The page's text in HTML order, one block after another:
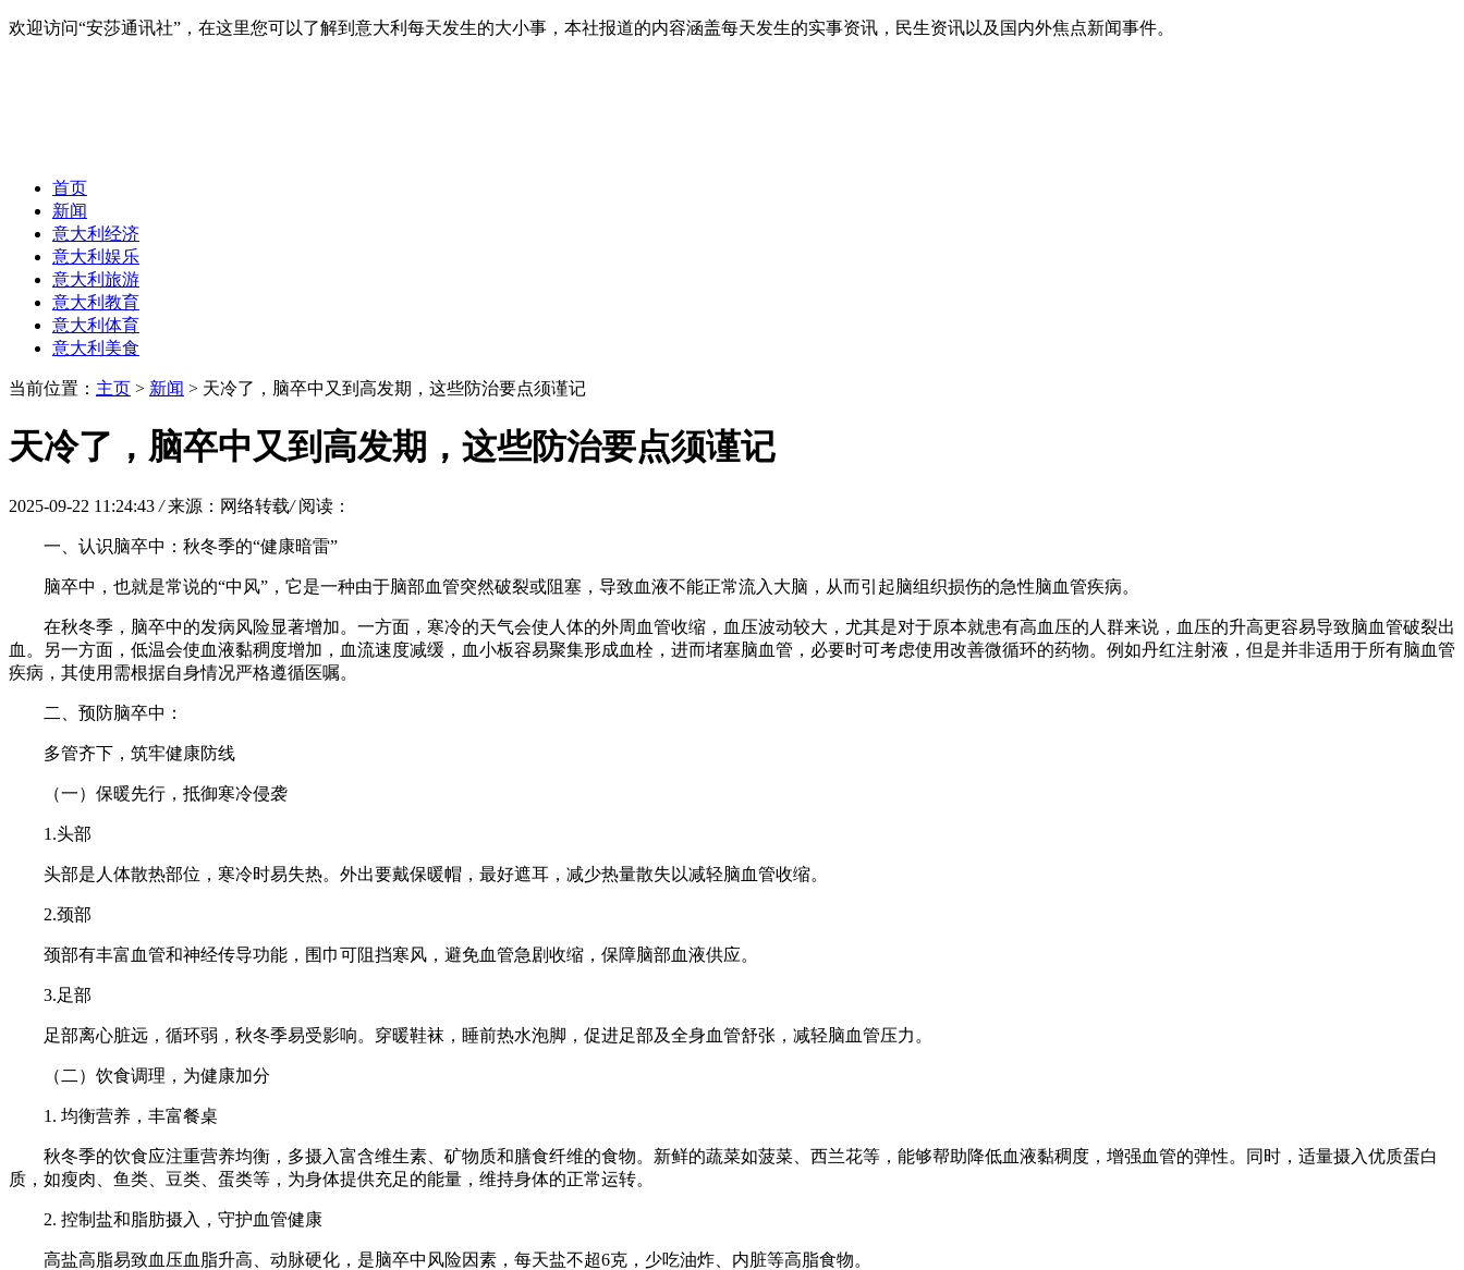
欢迎访问“安莎通讯社”，在这里您可以了解到意大利每天发生的大小事，本社报道的内容涵盖每天发生的实事资讯，民生资讯以及国内外焦点新闻事件。
首页
新闻
意大利经济
意大利娱乐
意大利旅游
意大利教育
意大利体育
意大利美食
当前位置： 主页 > 新闻 > 天冷了，脑卒中又到高发期，这些防治要点须谨记
天冷了，脑卒中又到高发期，这些防治要点须谨记
2025-09-22 11:24:43 / 来源：网络转载/ 阅读：
一、认识脑卒中：秋冬季的“健康暗雷”
脑卒中，也就是常说的“中风”，它是一种由于脑部血管突然破裂或阻塞，导致血液不能正常流入大脑，从而引起脑组织损伤的急性脑血管疾病。
在秋冬季，脑卒中的发病风险显著增加。一方面，寒冷的天气会使人体的外周血管收缩，血压波动较大，尤其是对于原本就患有高血压的人群来说，血压的升高更容易导致脑血管破裂出
血。另一方面，低温会使血液黏稠度增加，血流速度减缓，血小板容易聚集形成血栓，进而堵塞脑血管，必要时可考虑使用改善微循环的药物。例如丹红注射液，但是并非适用于所有脑血管
疾病，其使用需根据自身情况严格遵循医嘱。
二、预防脑卒中：
多管齐下，筑牢健康防线
（一）保暖先行，抵御寒冷侵袭
1.头部
头部是人体散热部位，寒冷时易失热。外出要戴保暖帽，最好遮耳，减少热量散失以减轻脑血管收缩。
2.颈部
颈部有丰富血管和神经传导功能，围巾可阻挡寒风，避免血管急剧收缩，保障脑部血液供应。
3.足部
足部离心脏远，循环弱，秋冬季易受影响。穿暖鞋袜，睡前热水泡脚，促进足部及全身血管舒张，减轻脑血管压力。
（二）饮食调理，为健康加分
1. 均衡营养，丰富餐桌
秋冬季的饮食应注重营养均衡，多摄入富含维生素、矿物质和膳食纤维的食物。新鲜的蔬菜如菠菜、西兰花等，能够帮助降低血液黏稠度，增强血管的弹性。同时，适量摄入优质蛋白
质，如瘦肉、鱼类、豆类、蛋类等，为身体提供充足的能量，维持身体的正常运转。
2. 控制盐和脂肪摄入，守护血管健康
高盐高脂易致血压血脂升高、动脉硬化，是脑卒中风险因素，每天盐不超6克，少吃油炸、内脏等高脂食物。